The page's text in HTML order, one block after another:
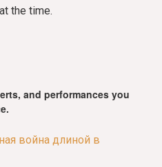
the time.
and performances you
война длиной в